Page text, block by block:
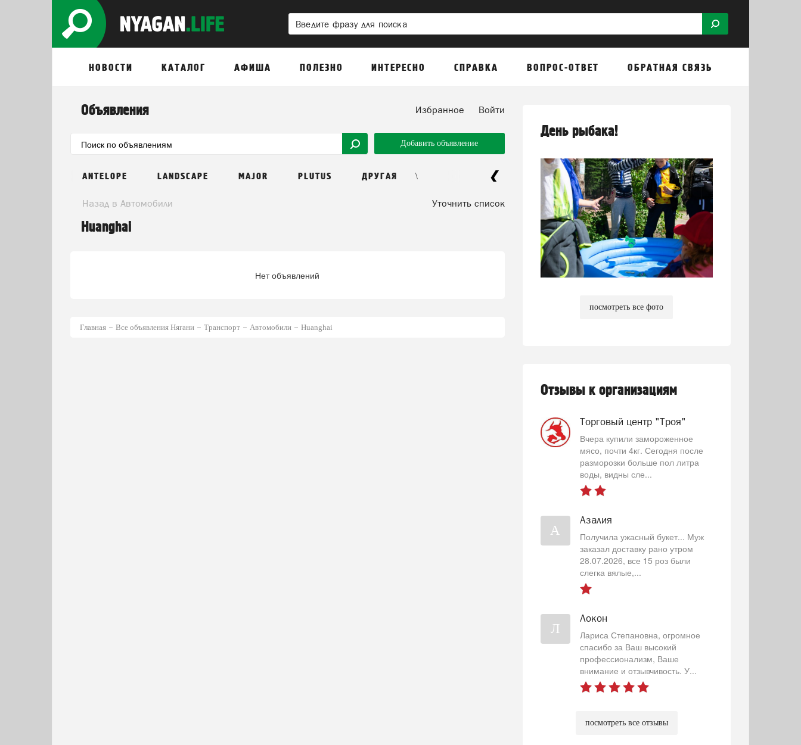
НОВОСТИ КАТАЛОГ АФИША ПОЛЕЗНО ИНТЕРЕСНО СПРАВКА ВОПРОС-ОТВЕТ ОБРАТНАЯ СВЯЗЬ
Объявления Избранное Войти
Добавить объявление
ANTELOPE LANDSCAPE MAJOR PLUTUS ДРУГАЯ \
Назад в Автомобили Уточнить список
Huanghai
Нет объявлений
Главная Все объявления Нягани Транспорт Автомобили Huanghai
День рыбака!
посмотреть все фото
Отзывы к организациям
Торговый центр "Троя"
Вчера купили замороженное
мясо, почти 4кг. Сегодня после
разморозки больше пол литра
воды, видны сле...
А
Азалия
Получила ужасный букет... Муж
заказал доставку рано утром
28.07.2026, все 15 роз были
слегка вялые,...
Л
Локон
Лариса Степановна, огромное
спасибо за Ваш высокий
профессионализм, Ваше
внимание и отзывчивость. У...
посмотреть все отзывы